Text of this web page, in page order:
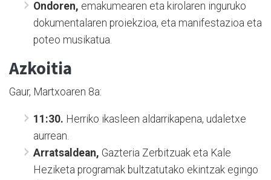
Ondoren, emakumearen eta kirolaren inguruko
dokumentalaren proiekzioa, eta manifestazioa eta
poteo musikatua.
Azkoitia
Gaur, Martxoaren 8a:
11:30. Herriko ikasleen aldarrikapena, udaletxe
aurrean.
Arratsaldean, Gazteria Zerbitzuak eta Kale
Heziketa programak bultzatutako ekintzak egingo